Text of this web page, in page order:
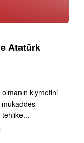
Atatürk
kıymetini